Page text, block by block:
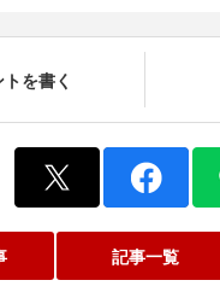
を書く
記事一覧